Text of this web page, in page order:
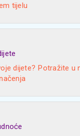
tijelu
dijete? Potražite u